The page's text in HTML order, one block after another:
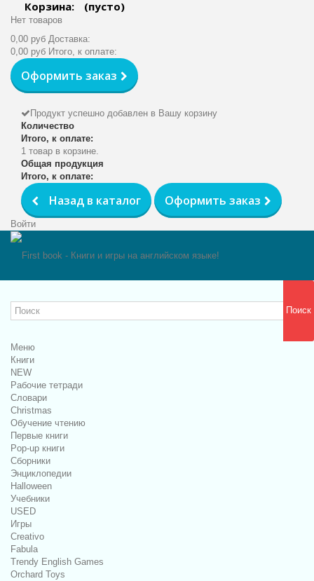
Корзина: (пусто)
Нет товаров
0,00 руб Доставка:
0,00 руб Итого, к оплате:
Оформить заказ
Продукт успешно добавлен в Вашу корзину
Количество
Итого, к оплате:
1 товар в корзине.
Общая продукция
Итого, к оплате:
Назад в каталог Оформить заказ
Войти
Поиск
Меню
Книги
NEW
Рабочие тетради
Словари
Christmas
Обучение чтению
Первые книги
Pop-up книги
Сборники
Энциклопедии
Halloween
Учебники
USED
Игры
Creativo
Fabula
Trendy English Games
Orchard Toys